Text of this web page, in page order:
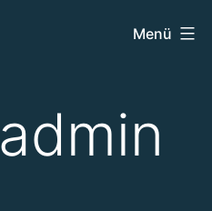
Menü
admin